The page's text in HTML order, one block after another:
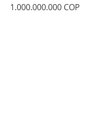
1.000.000.000 COP